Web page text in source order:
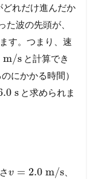
れだけ進んだか
た波の先頭が、
す。つまり、速
m/sと計算でき
にかかる時間）
sと求められま
v = 2.0m/s